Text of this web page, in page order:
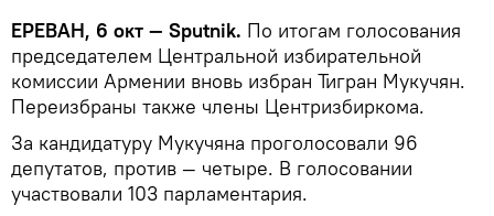
ЕРЕВАН, 6 окт — Sputnik. По итогам голосования
председателем Центральной избирательной
комиссии Армении вновь избран Тигран Мукучян.
Переизбраны также члены Центризбиркома.
За кандидатуру Мукучяна проголосовали 96
депутатов, против — четыре. В голосовании
участвовали 103 парламентария.